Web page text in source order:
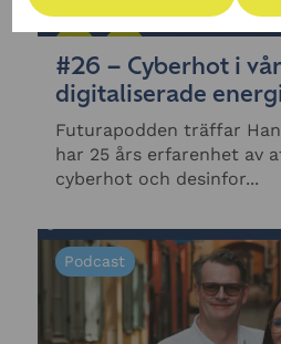
#26 – Cyberhot i
digitaliserade
Futurapodden träffar
har 25 års erfarenhet av
cyberhot och desinfor...
Podcast